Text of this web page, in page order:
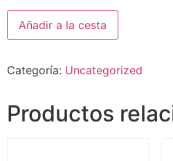
Añadir a la cesta
Categoría: Uncategorized
Productos